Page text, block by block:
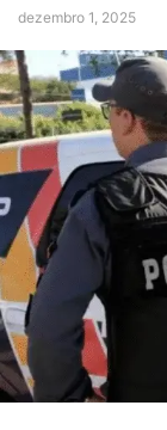
dezembro 1, 2025